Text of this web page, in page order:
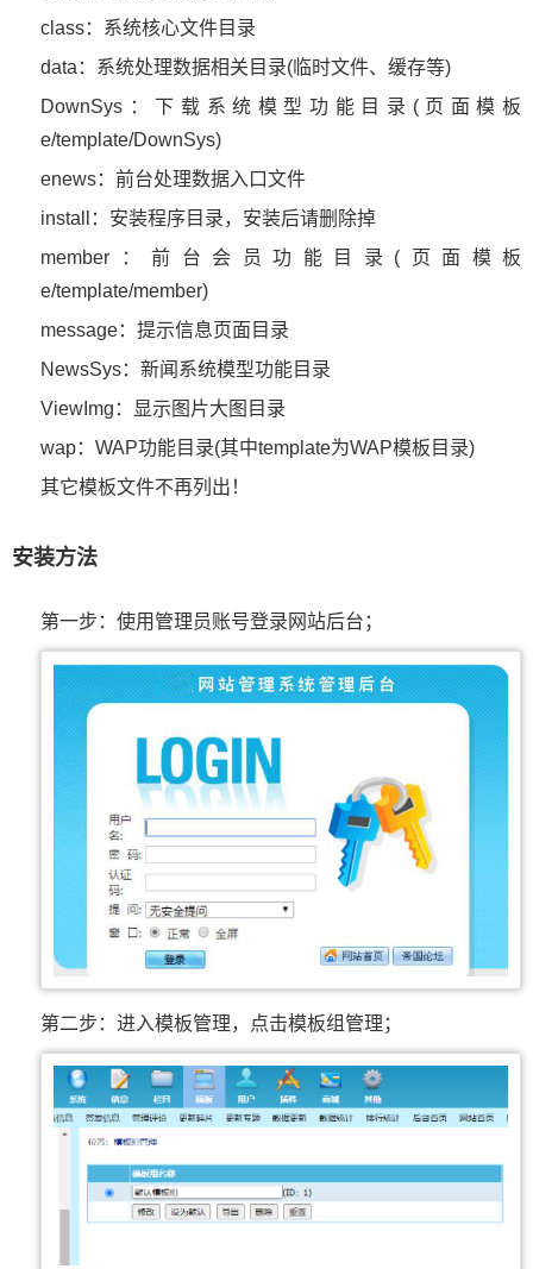
class：系统核心文件目录
data：系统处理数据相关目录(临时文件、缓存等)
DownSys：下载系统模型功能目录(页面模板
e/template/DownSys)
enews：前台处理数据入口文件
install：安装程序目录，安装后请删除掉
member：前台会员功能目录(页面模板
e/template/member)
message：提示信息页面目录
NewsSys：新闻系统模型功能目录
ViewImg：显示图片大图目录
wap：WAP功能目录(其中template为WAP模板目录)
其它模板文件不再列出！
安装方法
第一步：使用管理员账号登录网站后台；
第二步：进入模板管理，点击模板组管理；